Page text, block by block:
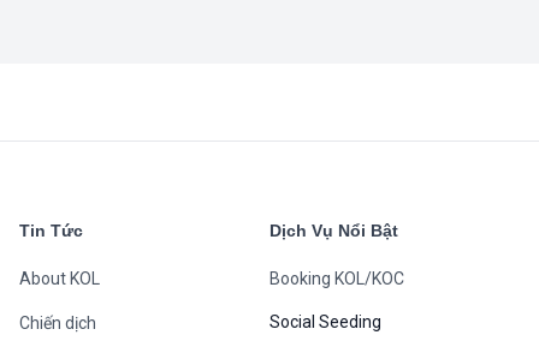
Tin Tức
About KOL
Chiến dịch
Dịch Vụ Nổi Bật
Booking KOL/KOC
Social Seeding